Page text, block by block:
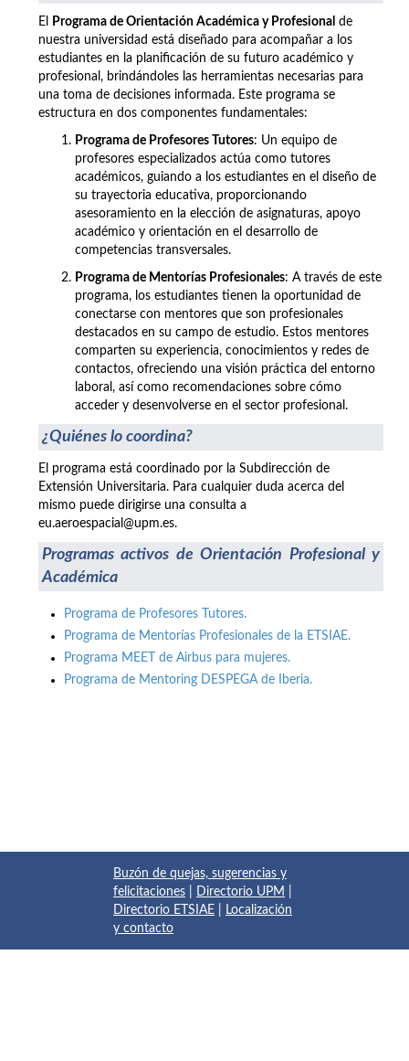
El Programa de Orientación Académica y Profesional de
nuestra universidad está diseñado para acompañar a los
estudiantes en la planificación de su futuro académico y
profesional, brindándoles las herramientas necesarias para
una toma de decisiones informada. Este programa se
estructura en dos componentes fundamentales:
Programa de Profesores Tutores: Un equipo de
profesores especializados actúa como tutores
académicos, guiando a los estudiantes en el diseño de
su trayectoria educativa, proporcionando
asesoramiento en la elección de asignaturas, apoyo
académico y orientación en el desarrollo de
competencias transversales.
Programa de Mentorías Profesionales: A través de este
programa, los estudiantes tienen la oportunidad de
conectarse con mentores que son profesionales
destacados en su campo de estudio. Estos mentores
comparten su experiencia, conocimientos y redes de
contactos, ofreciendo una visión práctica del entorno
laboral, así como recomendaciones sobre cómo
acceder y desenvolverse en el sector profesional.
¿Quiénes lo coordina?
El programa está coordinado por la Subdirección de
Extensión Universitaria. Para cualquier duda acerca del
mismo puede dirigirse una consulta a
eu.aeroespacial@upm.es.
Programas activos de Orientación Profesional y
Académica
Programa de Profesores Tutores.
Programa de Mentorías Profesionales de la ETSIAE.
Programa MEET de Airbus para mujeres.
Programa de Mentoring DESPEGA de Iberia.
Buzón de quejas, sugerencias y
felicitaciones
Directorio UPM
Directorio ETSIAE
Localización
y contacto